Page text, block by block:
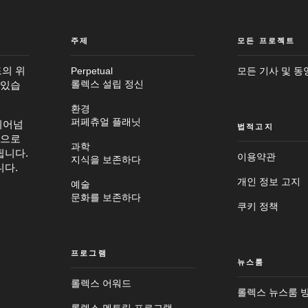
인 바
위
습
넘
로
니다.
다.
주제
Perpetual
롤렉스 설립 정신
환경
퍼페츄얼 플래닛
과학
지식을 보존하다
예술
문화를 보존하다
프로그램
롤렉스 어워드
모든 프로젝트
모든 기사 및 동
법적고지
이용약관
개인 정보 고지
쿠키 정책
뉴스룸
롤렉스 뉴스룸